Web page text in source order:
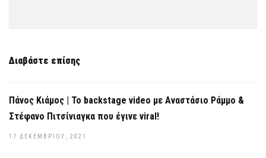
Διαβάστε επίσης
Πάνος Κιάμος | Το backstage video με Αναστάσιο Ράμμο &
Στέφανο Πιτσίνιαγκα που έγινε viral!
17 ΔΕΚΕΜΒΡΊΟΥ, 2021